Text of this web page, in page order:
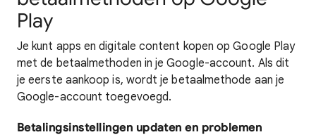
Play
Je kunt apps en digitale content kopen op Google Play
met de betaalmethoden in je Google-account. Als dit
je eerste aankoop is, wordt je betaalmethode aan je
Google-account toegevoegd.
Betalingsinstellingen updaten en problemen